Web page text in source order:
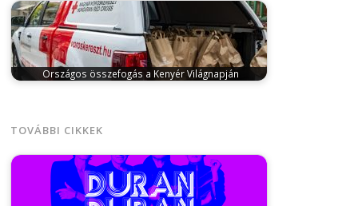
Országos összefogás a Kenyér Világnapján
TOVÁBBI CIKKEK